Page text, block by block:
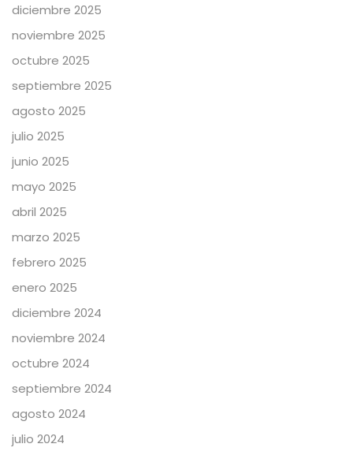
diciembre 2025
noviembre 2025
octubre 2025
septiembre 2025
agosto 2025
julio 2025
junio 2025
mayo 2025
abril 2025
marzo 2025
febrero 2025
enero 2025
diciembre 2024
noviembre 2024
octubre 2024
septiembre 2024
agosto 2024
julio 2024